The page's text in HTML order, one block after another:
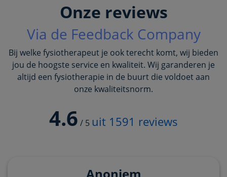
Onze reviews
Via de Feedback Company
Bij welke fysiotherapeut je ook terecht komt, wij bieden
jou de hoogste service en kwaliteit. Wij garanderen je
altijd een fysiotherapie in de buurt die voldoet aan
onze kwaliteitsnorm.
4.6 / 5 uit 1591 reviews
Anoniem